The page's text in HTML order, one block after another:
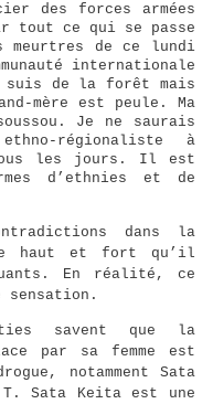
des forces armées
tout ce qui se passe
de ce lundi
internationale
suis de la forêt mais
mère est peule. Ma
Je ne saurais
régionaliste à
les jours. Il est
d’ethnies et de
dans la
haut et fort qu’il
En réalité, ce
savent que la
par sa femme est
notamment Sata
T. Sata Keita est une